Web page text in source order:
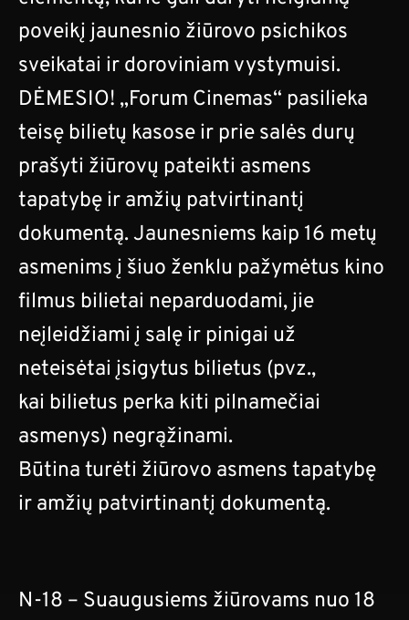
poveikį jaunesnio žiūrovo psichikos
sveikatai ir doroviniam vystymuisi.
DĖMESIO! „Forum Cinemas“ pasilieka
teisę bilietų kasose ir prie salės durų
prašyti žiūrovų pateikti asmens
tapatybę ir amžių patvirtinantį
dokumentą. Jaunesniems kaip 16 metų
asmenims į šiuo ženklu pažymėtus kino
filmus bilietai neparduodami, jie
neįleidžiami į salę ir pinigai už
neteisėtai įsigytus bilietus (pvz.,
kai bilietus perka kiti pilnamečiai
asmenys) negrąžinami.
Būtina turėti žiūrovo asmens tapatybę
ir amžių patvirtinantį dokumentą.
N-18 – Suaugusiems žiūrovams nuo 18